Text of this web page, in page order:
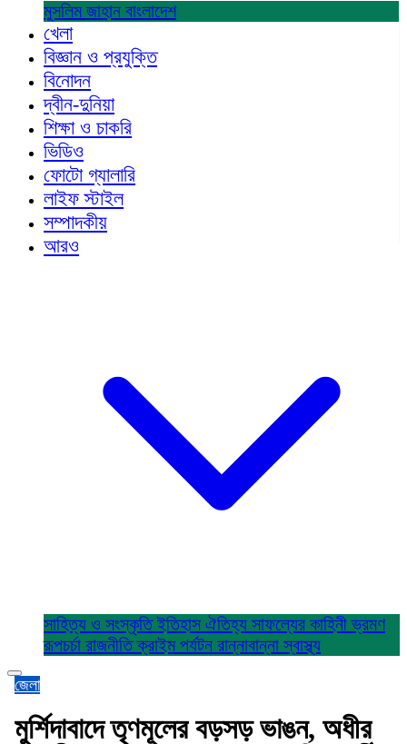
মুসলিম জাহান বাংলাদেশ
খেলা
বিজ্ঞান ও প্রযুক্তি
বিনোদন
দ্বীন-দুনিয়া
শিক্ষা ও চাকরি
ভিডিও
ফোটো গ্যালারি
লাইফ স্টাইল
সম্পাদকীয়
আরও
সাহিত্য ও সংস্কৃতিইতিহাস ঐতিহ্য সাফল্যের কাহিনীভ্রমণ
রূপচর্চা রাজনীতিক্রাইম পর্যটন রান্নাবান্নাস্বাস্থ্য
জেলা
মুর্শিদাবাদে তৃণমূলের বড়সড় ভাঙন, অধীর